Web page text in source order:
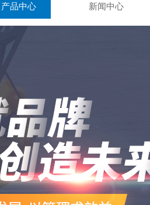
产品中心 新闻中心